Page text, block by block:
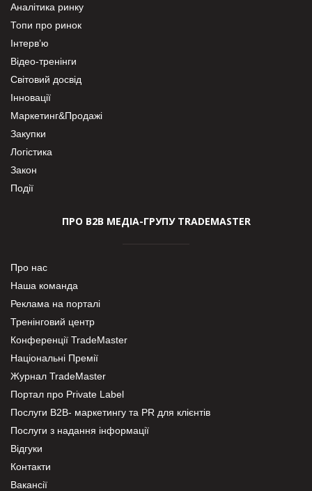
Аналітика ринку
Топи про ринок
Інтерв’ю
Відео-тренінги
Світовий досвід
Інновації
Маркетинг&Продажі
Закупки
Логістика
Закон
Події
ПРО В2В МЕДІА-ГРУПУ TRADEMASTER
Про нас
Наша команда
Реклама на порталі
Тренінговий центр
Конференції TradeMaster
Національні Премії
Журнал TradeMaster
Портал про Private Label
Послуги В2В- маркетингу та PR для клієнтів
Послуги з надання інформації
Відгуки
Контакти
Вакансії